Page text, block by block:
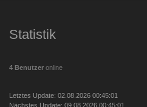
Statistik
4 Benutzer online
Letztes Update: 02.08.2026 00:45:01
Nächstes Update: 09.08.2026 00:45:01